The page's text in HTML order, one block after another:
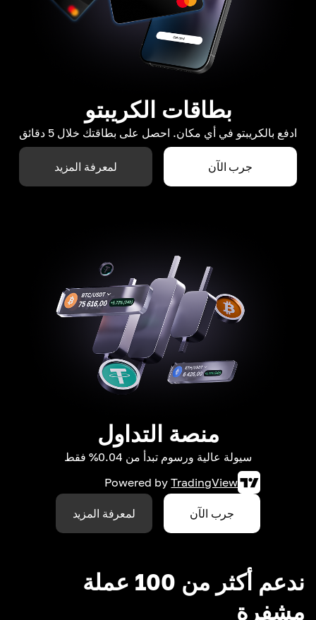
بطاقات الكريبتو
ادفع بالكريبتو في أي مكان. احصل على بطاقتك خلال 5 دقائق
جرب الآن لمعرفة المزيد
منصة التداول
سيولة عالية ورسوم تبدأ من 0.04% فقط
Powered by TradingView
جرب الآن لمعرفة المزيد
ندعم أكثر من 100 عملة
مشفرة